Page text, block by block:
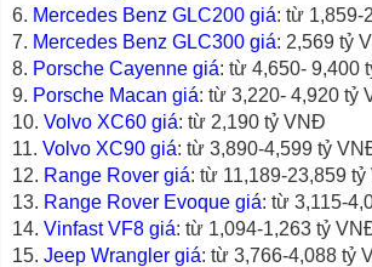
6. Mercedes Benz GLC200 giá: từ 1,859-
7. Mercedes Benz GLC300 giá: 2,569 tỷ
8. Porsche Cayenne giá: từ 4,650- 9,400
9. Porsche Macan giá: từ 3,220- 4,920 tỷ
10. Volvo XC60 giá: từ 2,190 tỷ VNĐ
11. Volvo XC90 giá: từ 3,890-4,599 tỷ
12. Range Rover giá: từ 11,189-23,859
13. Range Rover Evoque giá: từ 3,115-
14. Vinfast VF8 giá: từ 1,094-1,263 tỷ
15. Jeep Wrangler giá: từ 3,766-4,088 tỷ